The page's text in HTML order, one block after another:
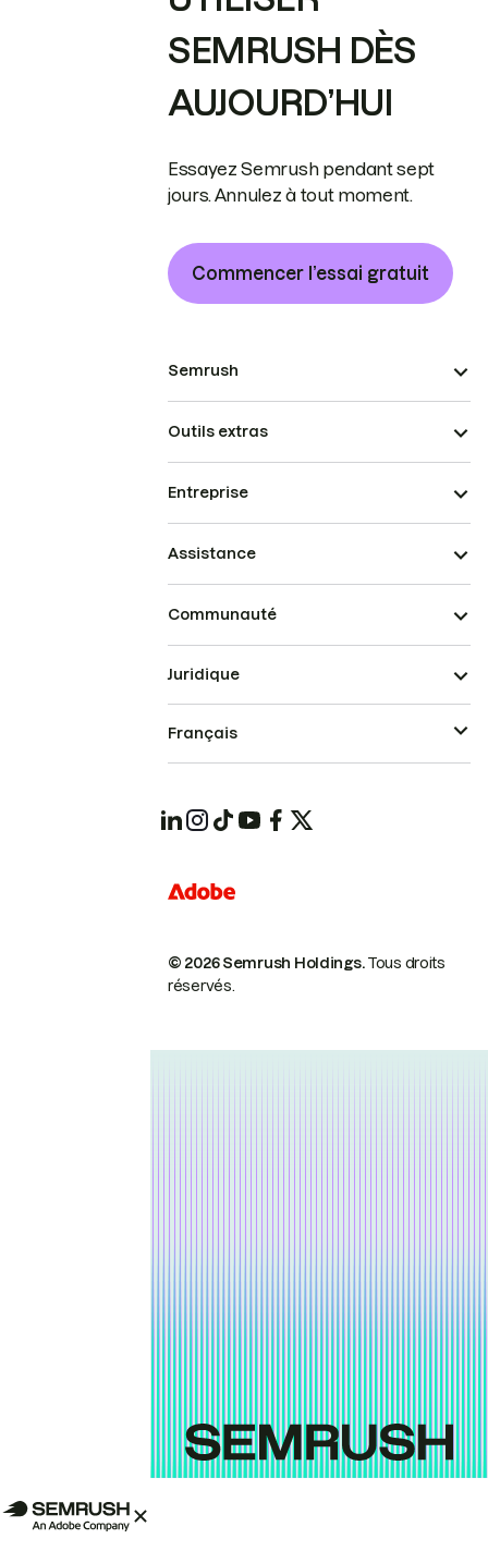
SEMRUSH DÈS
AUJOURD’HUI
Essayez Semrush pendant sept
jours. Annulez à tout moment.
Commencer l’essai gratuit
Semrush
Outils extras
Entreprise
Assistance
Communauté
© 2026 Semrush Holdings.Tous droits
réservés.
Juridique
Français